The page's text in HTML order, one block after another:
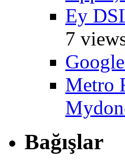
Ey
7
Metro
Bağışlar